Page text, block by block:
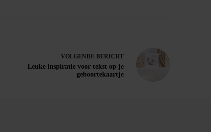
VOLGENDE BERICHT
Leuke inspiratie voor tekst op je
geboortekaartje